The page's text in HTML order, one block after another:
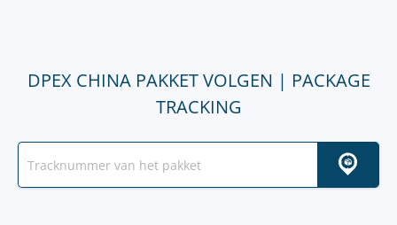
DPEX CHINA PAKKET VOLGEN | PACKAGE
TRACKING